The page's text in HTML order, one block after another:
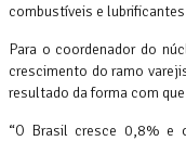
combustíveis e
Para o coordenador do
crescimento do ramo
resultado da forma com
“O Brasil cresce 0,8% e